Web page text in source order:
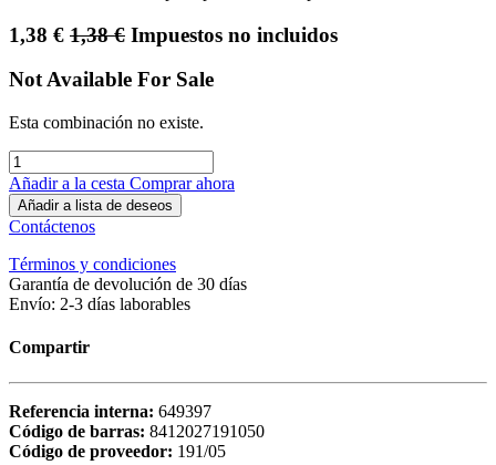
1,38 € 1,38€ Impuestos no incluidos
Not Available For Sale
Esta combinación no existe.
Añadir a la cesta Comprar ahora
Añadir a lista de deseos
Contáctenos
Términos y condiciones
Garantía de devolución de 30 días
Envío: 2-3 días laborables
Compartir
Referencia interna: 649397
Código de barras: 8412027191050
Código de proveedor: 191/05